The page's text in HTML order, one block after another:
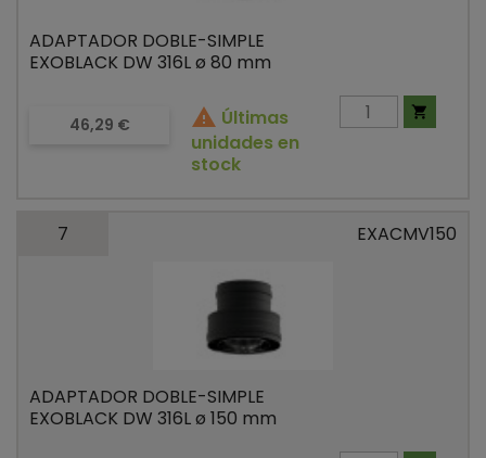
ADAPTADOR DOBLE-SIMPLE
EXOBLACK DW 316L ø 80 mm
Precio
46,29 €  Últimas
unidades en
stock

7 EXACMV150
ADAPTADOR DOBLE-SIMPLE
EXOBLACK DW 316L ø 150 mm